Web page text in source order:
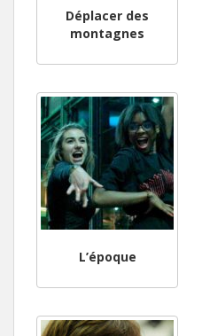
Déplacer des
montagnes
L’époque